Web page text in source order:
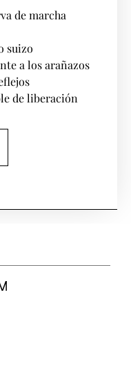
de marcha
suizo
a los arañazos
de liberación